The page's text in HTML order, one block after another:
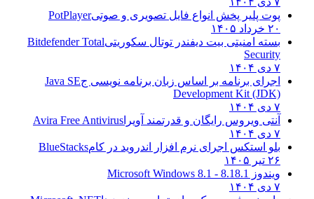
پوت پلیر پخش انواع فایل تصویری و صوتیPotPlayer
۲۰ خرداد ۱۴۰۵
بسته امنیتی بیت دیفندر توتال سکوریتیBitdefender Total
Security
۷ دی ۱۴۰۴
اجرای برنامه بر اساس زبان برنامه نویسی جJava SE
Development Kit (JDK)
۷ دی ۱۴۰۴
آنتی ویروس رایگان و قدرتمند آویرا Avira Free Antivirus
۷ دی ۱۴۰۴
بلو استکس اجرای نرم افزار اندروید در کامBlueStacks
۲۶ تیر ۱۴۰۵
ویندوز 8.1
8.1 - Microsoft Windows 8.1
۷ دی ۱۴۰۴